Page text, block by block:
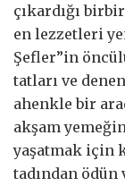
çıkardığı
en lezzetleri
Şefler”in
tatları ve
ahenkle bir
akşam
yaşatmak için
tadından